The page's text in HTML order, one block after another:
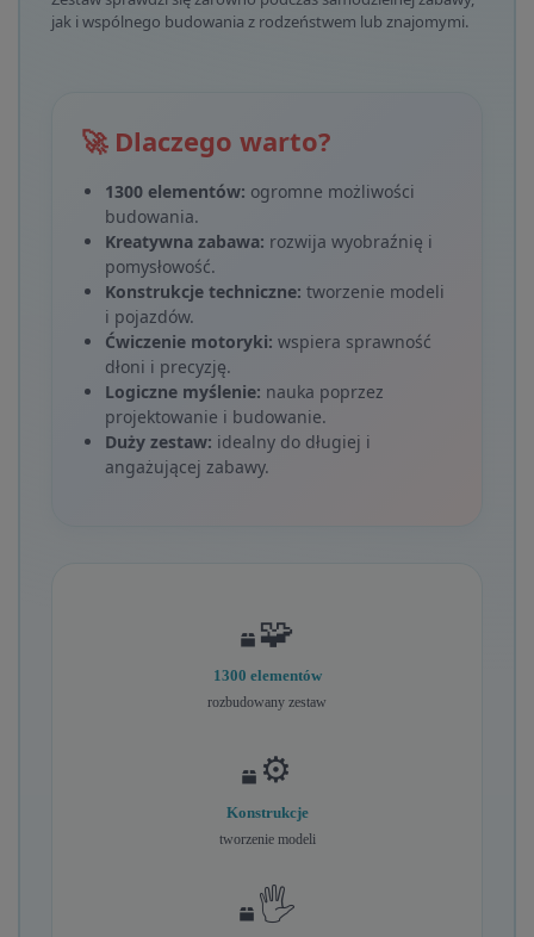
jak i wspólnego budowania z rodzeństwem lub znajomymi.
🚀 Dlaczego warto?
1300 elementów: ogromne możliwości
budowania.
Kreatywna zabawa: rozwija wyobraźnię i
pomysłowość.
Konstrukcje techniczne: tworzenie modeli
i pojazdów.
Ćwiczenie motoryki: wspiera sprawność
dłoni i precyzję.
Logiczne myślenie: nauka poprzez
projektowanie i budowanie.
Duży zestaw: idealny do długiej i
angażującej zabawy.
🧩
1300 elementów
rozbudowany zestaw
⚙️
Konstrukcje
tworzenie modeli
🖐️